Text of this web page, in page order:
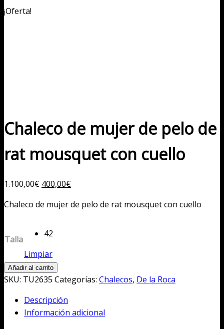
¡Oferta!
Chaleco de mujer de pelo de
rat mousquet con cuello
1.100,00€ El
original
1.100,00€.
400,00€El
actual
Chaleco de mujer de pelo de rat mousquet con cuello
Talla
42
Limpiar
Chaleco
de
pelo
Añadir al carrito
SKU: TU2635 Categorías: Chalecos, De la Roca
Descripción
Información adicional